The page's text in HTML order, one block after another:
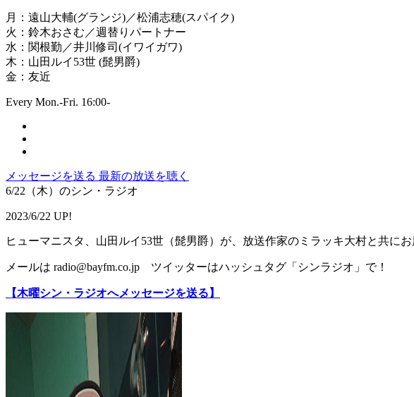
月：遠山大輔(グランジ)／松浦志穂(スパイク)
火：鈴木おさむ／週替りパートナー
水：関根勤／井川修司(イワイガワ)
木：山田ルイ53世 (髭男爵)
金：友近
Every Mon.-Fri. 16:00-
メッセージを送る 最新の放送を聴く
6/22（木）のシン・ラジオ
2023/6/22 UP!
ヒューマニスタ、山田ルイ53世（髭男爵）が、放送作家のミラッキ大村と共にお
メールは radio@bayfm.co.jp ツイッターはハッシュタグ「シンラジオ」で！
【木曜シン・ラジオへメッセージを送る】